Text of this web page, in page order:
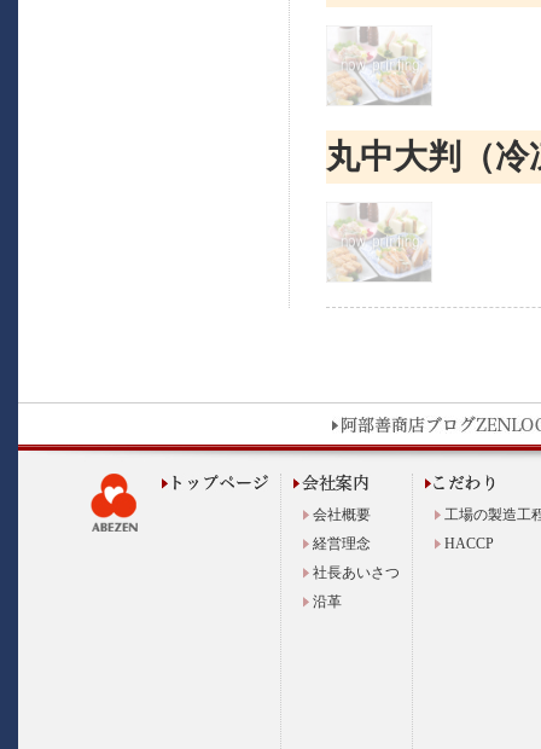
丸中大判（冷
会社概要
経営理念
社長あいさつ
沿革
工場の製造工
HACCP